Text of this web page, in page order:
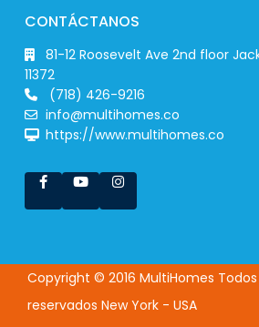
CONTÁCTANOS
81-12 Roosevelt Ave 2nd floor
11372
(718) 426-9216
info@multihomes.co
https://www.multihomes.co
Copyright © 2016 MultiHomes
reservados New York - USA